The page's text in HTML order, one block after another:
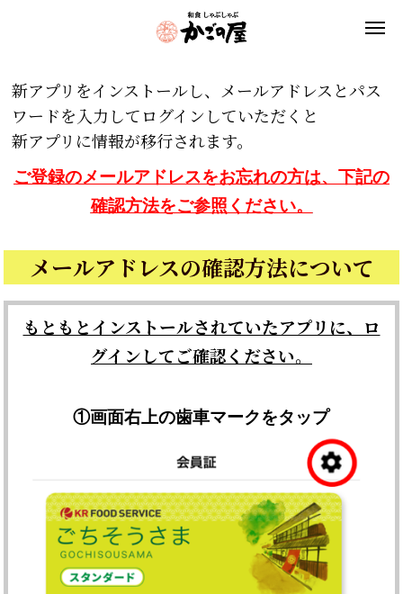
新アプリをインストールし、メールアドレスとパス
ワードを入力してログインしていただくと
新アプリに情報が移行されます。
ご登録のメールアドレスをお忘れの方は、下記の
確認方法をご参照ください。
メールアドレスの確認方法について
もともとインストールされていたアプリに、ロ
グインしてご確認ください。
①画面右上の歯車マークをタップ